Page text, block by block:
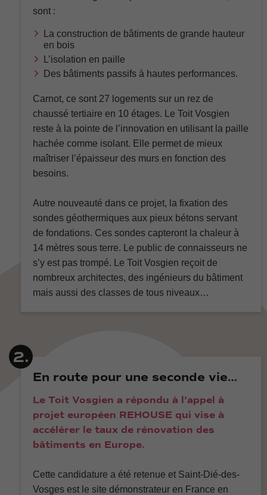
sont :
La construction de bâtiments de grande hauteur
en bois
L’isolation en paille
Des bâtiments passifs à hautes performances.
Carnot, ce sont 27 logements sur un rez de
chaussé tertiaire en 10 étages. Le Toit Vosgien
reste à la pointe de l’innovation en utilisant la paille
hachée comme isolant. Elle permet de mieux
maîtriser l’épaisseur des murs en fonction des
besoins.
Autre nouveauté dans ce projet, la fixation des
sondes géothermiques aux pieux bétons servant
de fondations. Ces sondes capteront la chaleur à
14 mètres sous terre. Le public de connaisseurs ne
s’y est pas trompé. Le Toit Vosgien reçoit de
nombreux architectes, des ingénieurs du bâtiment
mais aussi des classes de tous niveaux…
2.
En route pour une seconde vie…
Le Toit Vosgien a répondu à l’appel à
projet européen REHOUSE qui vise à
accélérer le taux de rénovation des
bâtiments en Europe.
Cette candidature a été retenue et Saint-Dié-des-
Vosges est le site démonstrateur en France en
En partageant
comportement
lorsque vous
visitez notre
augmentez
les chances
personnalisés.